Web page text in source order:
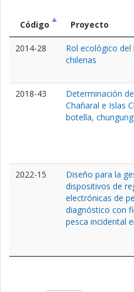
Código Proyecto
2014-28
Rol ecológico
chilenas
2018-43
Determinación
Chañaral e Islas
botella,
2022-15
Diseño para la
dispositivos de
electrónicas de
diagnóstico con
pesca incidental